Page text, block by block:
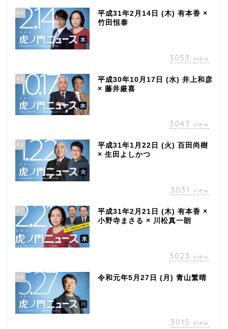
44
平成31年2月14日 (木) 有本香 ×
竹田恒泰
3053 view
45
平成30年10月17日 (水) 井上和彦
× 藤井厳喜
3043 view
46
平成31年1月22日 (火) 百田尚樹
× 生田よしかつ
3031 view
47
平成31年2月21日 (木) 有本香 ×
小野寺まさる × 川松真一朗
3023 view
48 令和元年5月27日 (月) 青山繁晴
3015 view